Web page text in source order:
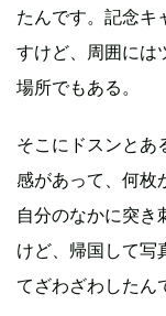
たんです。記念キ
すけど、周囲には
場所でもある。
そこにドスンとあ
感があって、何枚
自分のなかに突き
けど、帰国して写
てざわざわしたん